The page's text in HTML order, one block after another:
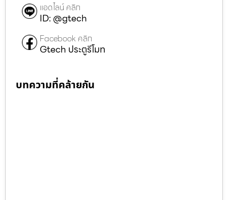
แอดไลน์ คลิก
ID: @gtech
Facebook คลิก
Gtech ประตูรีโมท
บทความที่คล้ายกัน